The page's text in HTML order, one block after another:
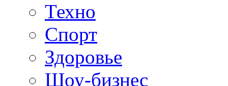
Техно
Спорт
Здоровье
Шоу-бизнес